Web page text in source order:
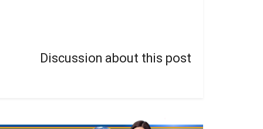
Discussion about this post